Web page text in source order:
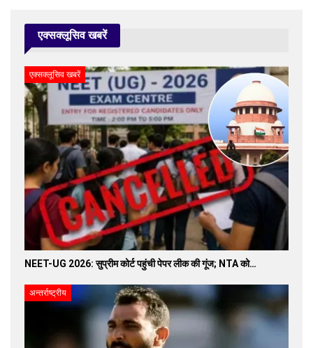
एक्सक्लूसिव खबरें
एक्सक्लूसिव खबरें
NEET-UG 2026: सुप्रीम कोर्ट पहुंची पेपर लीक की गूंज; NTA को…
अन्तर्राष्ट्रीय